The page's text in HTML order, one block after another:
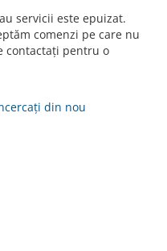
servicii este epuizat.
comenzi pe care nu
contactați pentru o
din nou